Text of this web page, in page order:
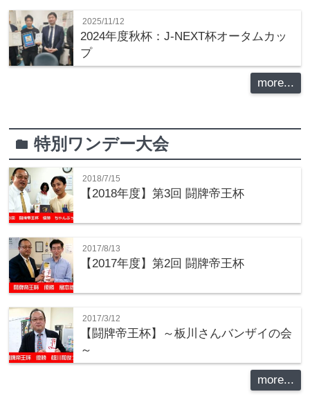
2025/11/12
2024年度秋杯：J-NEXT杯オータムカッ
プ
more...
folder特別ワンデー大会
2018/7/15
【2018年度】第3回 闘牌帝王杯
2017/8/13
【2017年度】第2回 闘牌帝王杯
2017/3/12
【闘牌帝王杯】～板川さんバンザイの会
～
more...